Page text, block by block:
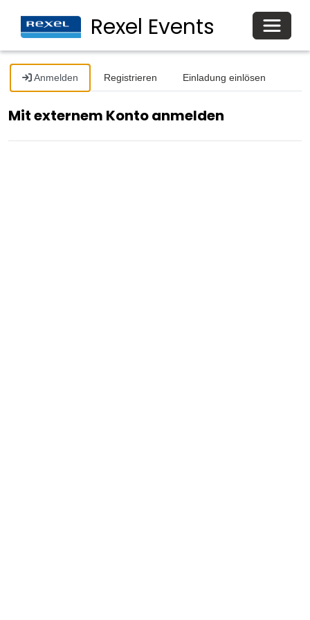
Rexel Events
Anmelden Registrieren Einladung einlösen
Mit externem Konto anmelden